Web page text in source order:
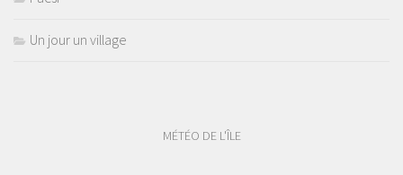
Un jour un village
MÉTÉO DE L'ÎLE